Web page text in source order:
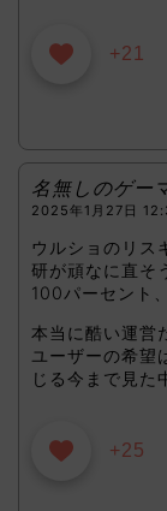
+21
名無しのゲー
2025年1月27日
ウルショのリス
研が頑なに直そ
100パーセント
本当に酷い運営
ユーザーの希望
じる今まで見た
+25